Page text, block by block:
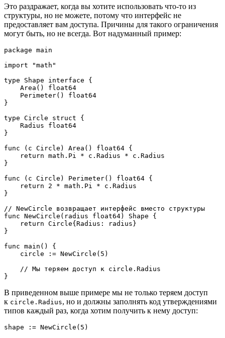
Это раздражает, когда вы хотите использовать что-то из
структуры, но не можете, потому что интерфейс не
предоставляет вам доступа. Причины для такого ограничения
могут быть, но не всегда. Вот надуманный пример:
package main
import "math"
type Shape interface {
    Area() float64
    Perimeter() float64
}
type Circle struct {
    Radius float64
}
func (c Circle) Area() float64 {
    return math.Pi * c.Radius * c.Radius
}
func (c Circle) Perimeter() float64 {
    return 2 * math.Pi * c.Radius
}
// NewCircle возвращает интерфейс вместо структуры
func NewCircle(radius float64) Shape {
    return Circle{Radius: radius}
}
func main() {
    circle := NewCircle(5)
    // Мы теряем доступ к circle.Radius
}
В приведенном выше примере мы не только теряем доступ
к circle.Radius, но и должны заполнять код утверждениями
типов каждый раз, когда хотим получить к нему доступ:
shape := NewCircle(5)